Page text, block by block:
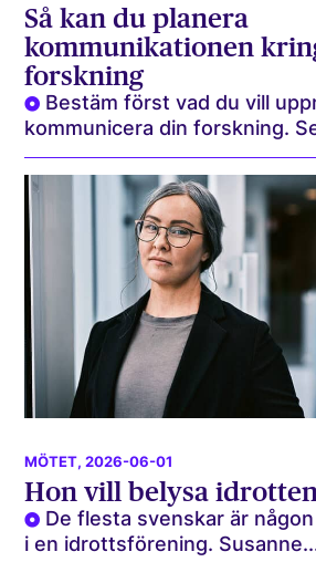
Så kan du planera
kommunikationen
forskning
Bestäm först vad du vill
kommunicera din forskning.
MÖTET, 2026-06-01
Hon vill belysa
De flesta svenskar är
i en idrottsförening.